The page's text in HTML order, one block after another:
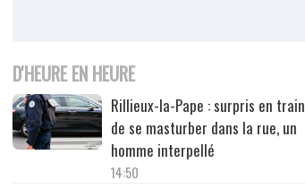
D'HEURE EN HEURE
Rillieux-la-Pape : surpris en train
de se masturber dans la rue, un
homme interpellé
14:50